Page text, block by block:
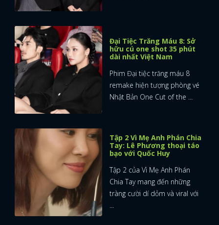
Đại Tiệc Trăng Máu 8: Sở
hữu cú one shot 35 phút
dài nhất Việt Nam
Phim Đại tiệc trăng máu 8
remake hiện tượng phòng vé
Nhật Bản One Cut of the ...
Tập 2 Vì Mẹ Anh Phán Chia
Tay: Lê Phương thoại táo
bạo với Quốc Huy
Tập 2 của Vì Mẹ Anh Phán
Chia Tay mang đến những
tràng cười dí dỏm và viral với
...